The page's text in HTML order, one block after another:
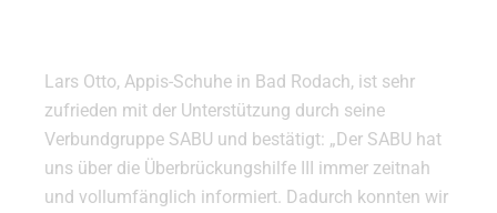
Lars Otto, Appis-Schuhe in Bad Rodach, ist sehr
zufrieden mit der Unterstützung durch seine
Verbundgruppe SABU und bestätigt: „Der SABU hat
uns über die Überbrückungshilfe III immer zeitnah
und vollumfänglich informiert. Dadurch konnten wir